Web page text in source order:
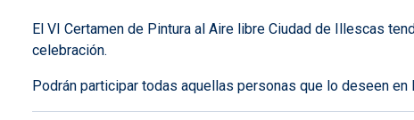
El VI Certamen de Pintura al Aire libre Ciudad de Illescas
celebración.
Podrán participar todas aquellas personas que lo deseen